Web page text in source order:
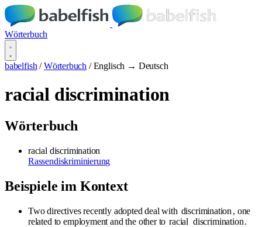
Wörterbuch
babelfish / Wörterbuch / Englisch → Deutsch
racial discrimination
Wörterbuch
racial discrimination
Rassendiskriminierung
Beispiele im Kontext
Two directives recently adopted deal with discrimination , one
related to employment and the other to racial discrimination.